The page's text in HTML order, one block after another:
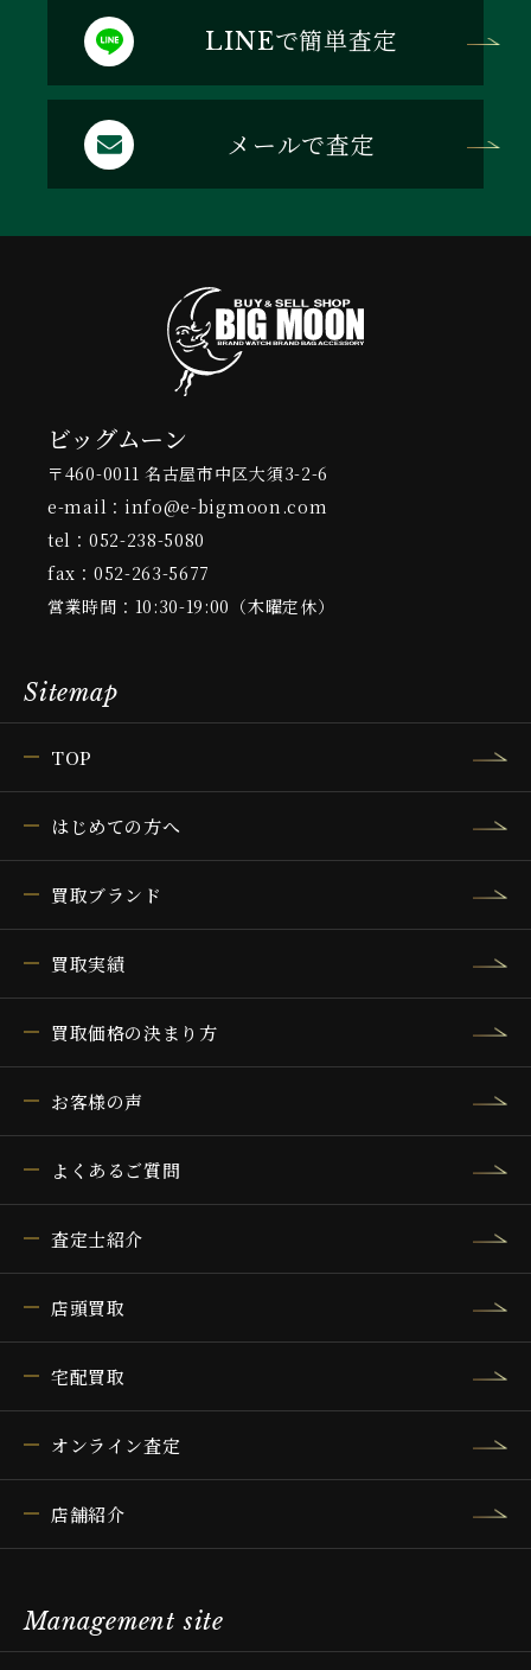
LINEで簡単査定
メールで査定
ビッグムーン
〒460-0011 名古屋市中区大須3-2-6
e-mail：info@e-bigmoon.com
tel：052-238-5080
fax：052-263-5677
営業時間：10:30-19:00（木曜定休）
Sitemap
TOP
はじめての方へ
買取ブランド
買取実績
買取価格の決まり方
お客様の声
よくあるご質問
査定士紹介
店頭買取
宅配買取
オンライン査定
店舗紹介
Management site